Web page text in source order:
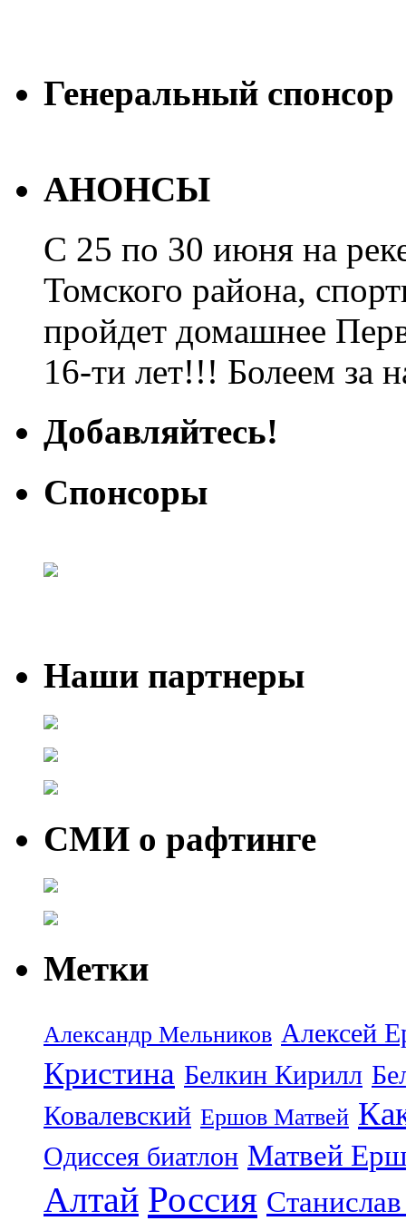
Генеральный спонсор
АНОНСЫ
С 25 по 30 июня на
Томского района,
пройдет домашнее
16-ти лет!!! Болеем за
Добавляйтесь!
Спонсоры
Наши партнеры
СМИ о рафтинге
Метки
Александр Мельников Алексей
Кристина Белкин Кирилл
Ковалевский Ершов Матвей
Одиссея биатлон Матвей
Алтай Россия